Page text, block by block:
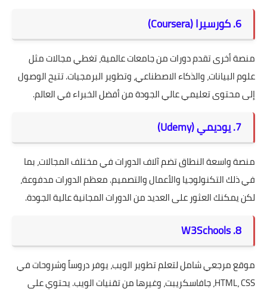
منصة أخرى تقدم دورات من جامعات عالمية، تغطي مجالات مثل
علوم البيانات، والذكاء الاصطناعي، وتطوير البرمجيات. تتيح الوصول
إلى محتوى تعليمي عالي الجودة من أفضل الخبراء في العالم.
منصة واسعة النطاق تضم آلاف الدورات في مختلف المجالات، بما
في ذلك التكنولوجيا والأعمال والتصميم. معظم الدورات مدفوعة،
لكن يمكنك العثور على العديد من الدورات المجانية عالية الجودة.
موقع مرجعي شامل لتعلم تطوير الويب، يوفر دروساً وشروحات في
HTML، CSS، جافاسكريبت، وغيرها من تقنيات الويب. يحتوي على